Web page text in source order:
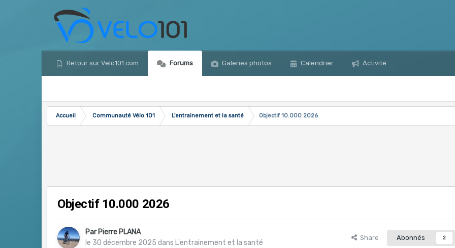
Retour sur Velo101.com Forums Galeries photos Calendrier Activité
Accueil Communauté Vélo 101 L'entrainement et la santé Objectif 10.000 2026
Objectif 10.000 2026
Par Pierre PLANA
le 30 décembre 2025 dans L'entrainement et la santé
Share Abonnés 2